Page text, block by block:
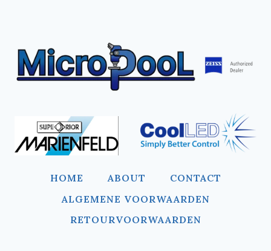
HOME ABOUT
CONTACT
ALGEMENE VOORWAARDEN
RETOURVOORWAARDEN